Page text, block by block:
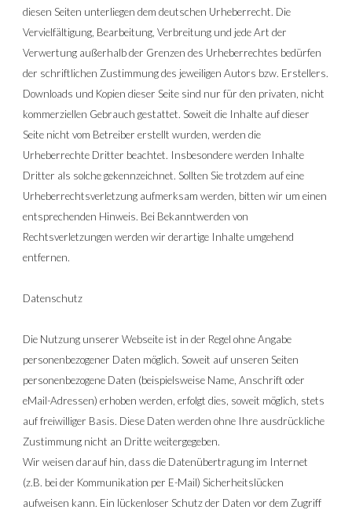
diesen Seiten unterliegen dem deutschen Urheberrecht. Die
Vervielfältigung, Bearbeitung, Verbreitung und jede Art der
Verwertung außerhalb der Grenzen des Urheberrechtes bedürfen
der schriftlichen Zustimmung des jeweiligen Autors bzw. Erstellers.
Downloads und Kopien dieser Seite sind nur für den privaten, nicht
kommerziellen Gebrauch gestattet. Soweit die Inhalte auf dieser
Seite nicht vom Betreiber erstellt wurden, werden die
Urheberrechte Dritter beachtet. Insbesondere werden Inhalte
Dritter als solche gekennzeichnet. Sollten Sie trotzdem auf eine
Urheberrechtsverletzung aufmerksam werden, bitten wir um einen
entsprechenden Hinweis. Bei Bekanntwerden von
Rechtsverletzungen werden wir derartige Inhalte umgehend
entfernen.
Datenschutz
Die Nutzung unserer Webseite ist in der Regel ohne Angabe
personenbezogener Daten möglich. Soweit auf unseren Seiten
personenbezogene Daten (beispielsweise Name, Anschrift oder
eMail-Adressen) erhoben werden, erfolgt dies, soweit möglich, stets
auf freiwilliger Basis. Diese Daten werden ohne Ihre ausdrückliche
Zustimmung nicht an Dritte weitergegeben.
Wir weisen darauf hin, dass die Datenübertragung im Internet
(z.B. bei der Kommunikation per E-Mail) Sicherheitslücken
aufweisen kann. Ein lückenloser Schutz der Daten vor dem Zugriff